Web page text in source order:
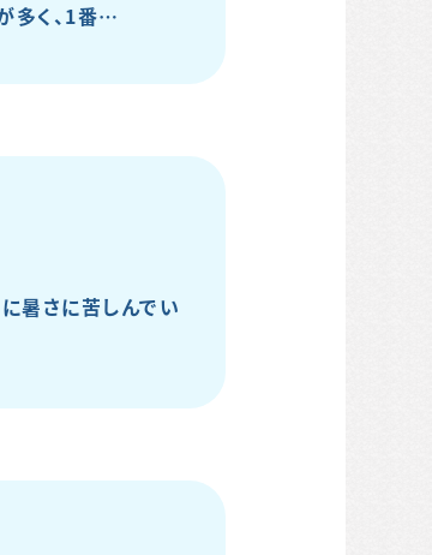
多く、1番…
暑さに苦しんでい